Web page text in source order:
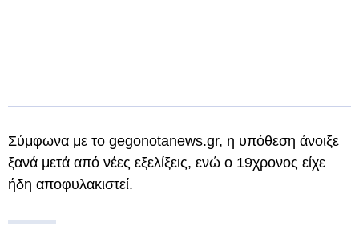
Σύμφωνα με το gegonotanews.gr, η υπόθεση άνοιξε
ξανά μετά από νέες εξελίξεις, ενώ ο 19χρονος είχε
ήδη αποφυλακιστεί.